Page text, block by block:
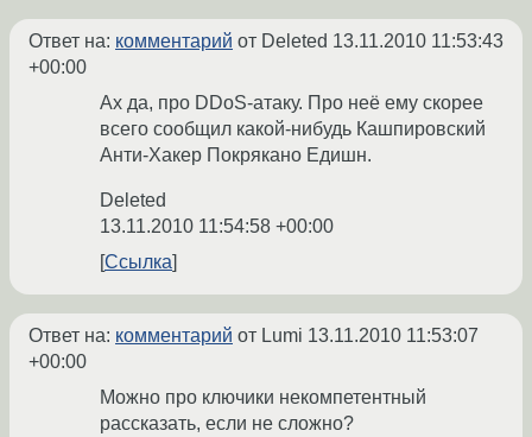
Ответ на: комментарий от Deleted 13.11.2010 11:53:43
+00:00
Ах да, про DDoS-атаку. Про неё ему скорее
всего сообщил какой-нибудь Кашпировский
Анти-Хакер Покрякано Едишн.
Deleted
13.11.2010 11:54:58 +00:00
Ссылка
Ответ на: комментарий от Lumi 13.11.2010 11:53:07
+00:00
Можно про ключики некомпетентный
рассказать, если не сложно?